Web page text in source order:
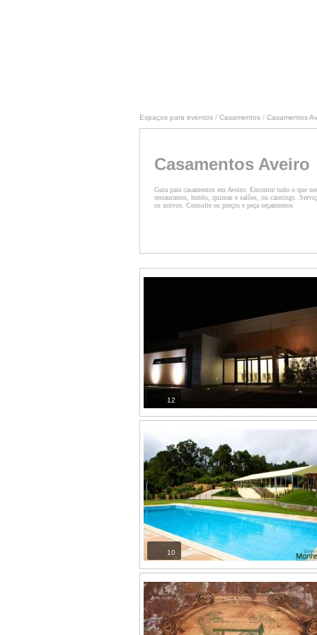
Espaços para eventos / Casamentos / Casamentos
Casamentos Aveiro
Guia para casamentos em Aveiro: Encontre tudo o que
restaurantes, hotéis, quintas e salões, ou caterings.
os noivos. Consulte os preços e peça orçamentos
12
10